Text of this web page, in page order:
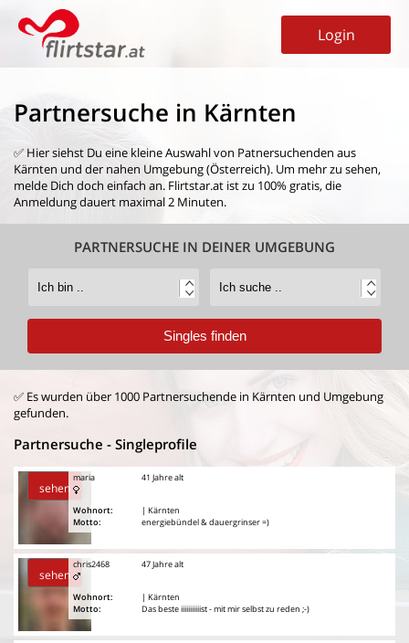
Login
Partnersuche in Kärnten
✅ Hier siehst Du eine kleine Auswahl von Patnersuchenden aus
Kärnten und der nahen Umgebung (Österreich). Um mehr zu sehen,
melde Dich doch einfach an. Flirtstar.at ist zu 100% gratis, die
Anmeldung dauert maximal 2 Minuten.
PARTNERSUCHE IN DEINER UMGEBUNG
✅ Es wurden über 1000 Partnersuchende in Kärnten und Umgebung
gefunden.
Partnersuche - Singleprofile
sehen
maria
Wohnort:
Motto:
41 Jahre alt
| Kärnten
energiebündel & dauergrinser =)
sehen
chris2468
Wohnort:
Motto:
47 Jahre alt
| Kärnten
Das beste iiiiiiiiiiist - mit mir selbst zu reden ;-)